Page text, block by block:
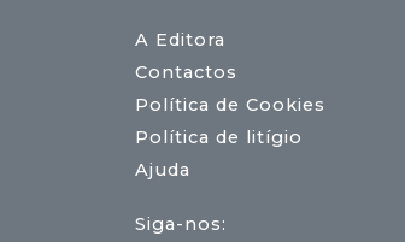
A Editora
Contactos
Política de Cookies
Política de litígio
Ajuda
Siga-nos: